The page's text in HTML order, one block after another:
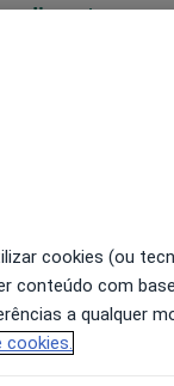
não está
cookies (ou
conteúdo com
a qualquer
cookies.